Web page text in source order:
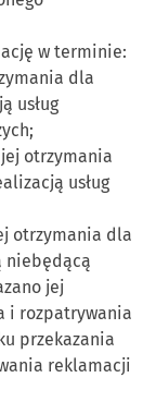
w terminie:
dla
usług
otrzymania
usług
otrzymania dla
niebędącą
jej
i rozpatrywania
przekazania
reklamacji